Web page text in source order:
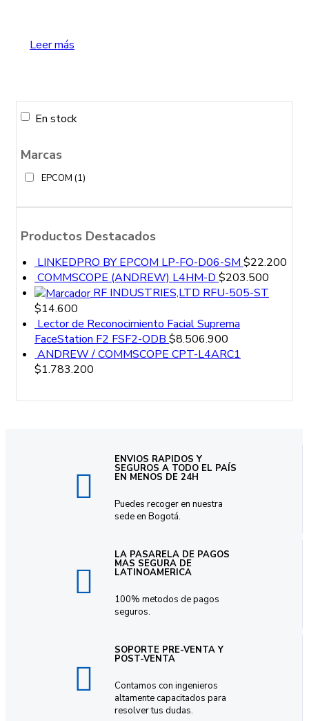
Leer más
En stock
Marcas
EPCOM (1)
Productos Destacados
LINKEDPRO BY EPCOM LP-FO-D06-SM $22.200
COMMSCOPE (ANDREW) L4HM-D $203.500
RF INDUSTRIES,LTD RFU-505-ST
$14.600
Lector de Reconocimiento Facial Suprema
FaceStation F2 FSF2-ODB $8.506.900
ANDREW / COMMSCOPE CPT-L4ARC1
$1.783.200
ENVIOS RAPIDOS Y
SEGUROS A TODO EL PAÍS
EN MENOS DE 24H
Puedes recoger en nuestra
sede en Bogotá.
LA PASARELA DE PAGOS
MAS SEGURA DE
LATINOAMERICA
100% metodos de pagos
seguros.
SOPORTE PRE-VENTA Y
POST-VENTA
Contamos con ingenieros
altamente capacitados para
resolver tus dudas.